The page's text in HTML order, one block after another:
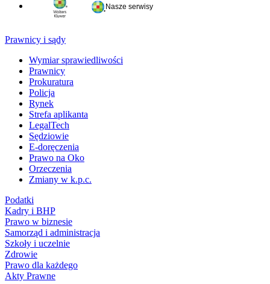
Nasze serwisy
Prawnicy i sądy
Wymiar sprawiedliwości
Prawnicy
Prokuratura
Policja
Rynek
Strefa aplikanta
LegalTech
Sędziowie
E-doręczenia
Prawo na Oko
Orzeczenia
Zmiany w k.p.c.
Podatki
Kadry i BHP
Prawo w biznesie
Samorząd i administracja
Szkoły i uczelnie
Zdrowie
Prawo dla każdego
Akty Prawne